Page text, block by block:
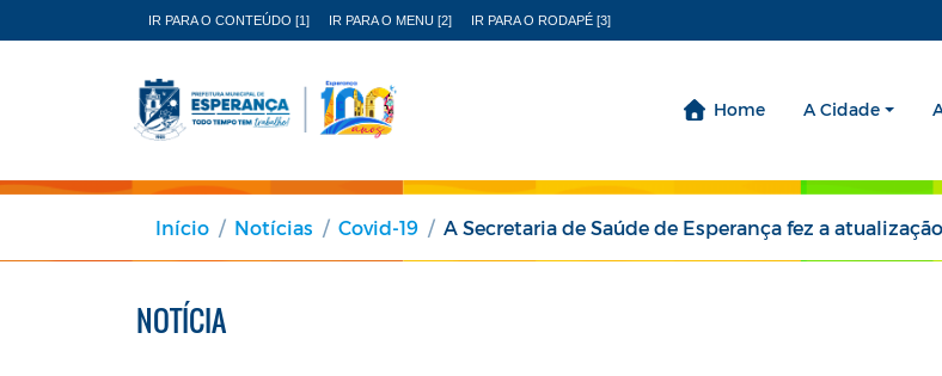
IR PARA O CONTEÚDO [1] IR PARA O MENU [2] IR PARA O RODAPÉ [3]
Home A Cidade
Início Notícias Covid-19 A Secretaria de Saúde de Esperança fez a atualização sobre o estado epidemiológico de
NOTÍCIA